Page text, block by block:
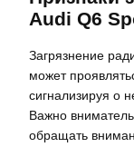
Audi Q6
Загрязнение
может
сигнализируя о
Важно
обращать